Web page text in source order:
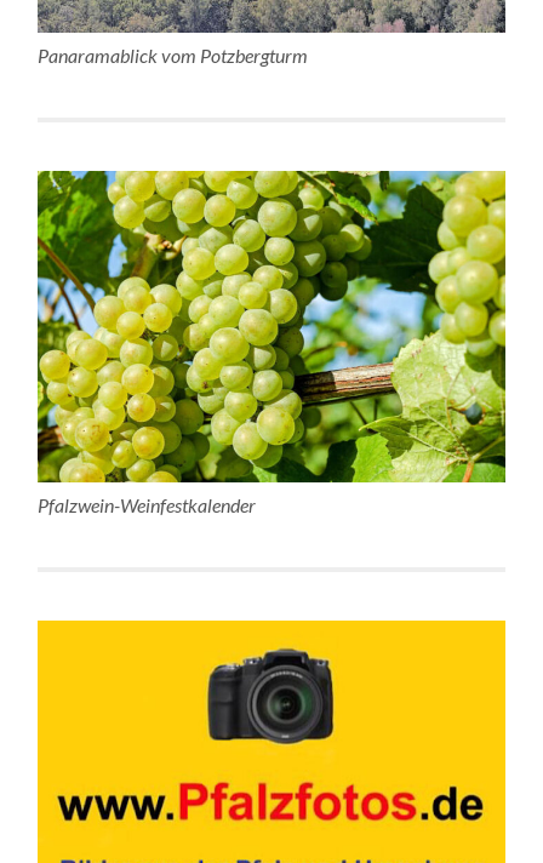
Panaramablick vom Potzbergturm
Pfalzwein-Weinfestkalender